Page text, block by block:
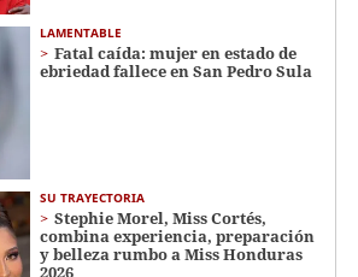
LAMENTABLE
Fatal caída: mujer en estado de
ebriedad fallece en San Pedro Sula
SU TRAYECTORIA
Stephie Morel, Miss Cortés,
combina experiencia, preparación
y belleza rumbo a Miss Honduras
2026